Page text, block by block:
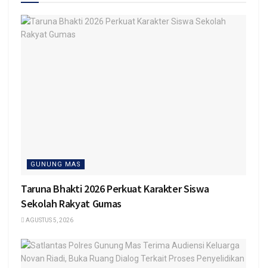
GUNUNG MAS
Taruna Bhakti 2026 Perkuat Karakter Siswa
Sekolah Rakyat Gumas
AGUSTUS 5, 2026